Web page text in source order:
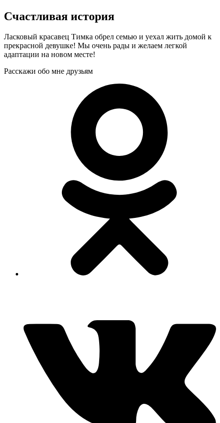
Счастливая история
Ласковый красавец Тимка обрел семью и уехал жить домой к
прекрасной девушке! Мы очень рады и желаем легкой
адаптации на новом месте!
Расскажи обо мне друзьям